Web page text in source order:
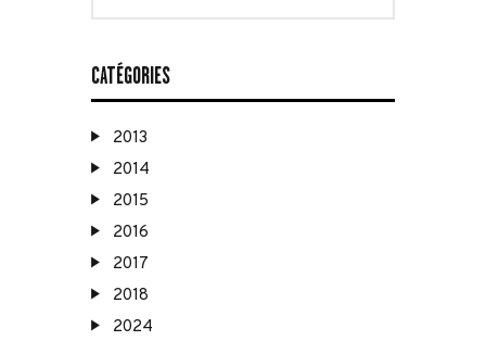
CATÉGORIES
2013
2014
2015
2016
2017
2018
2024